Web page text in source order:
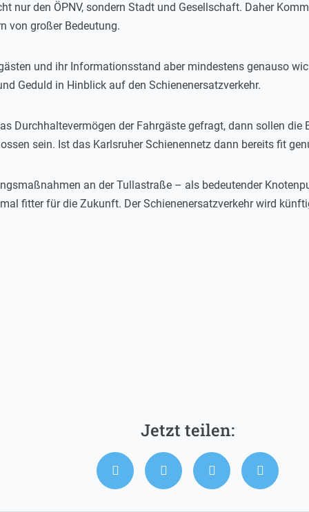
nur den ÖPNV, sondern Stadt und Gesellschaft. Daher
von großer Bedeutung.
und ihr Informationsstand aber mindestens genauso
Geduld in Hinblick auf den Schienenersatzverkehr.
Durchhaltevermögen der Fahrgäste gefragt, dann sollen
sein. Ist das Karlsruher Schienennetz dann bereits fit
an der Tullastraße – als bedeutender
fitter für die Zukunft. Der Schienenersatzverkehr wird